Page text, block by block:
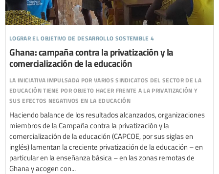
lograr el objetivo de desarrollo sostenible 4
Ghana: campaña contra la privatización y la
comercialización de la educación
la iniciativa impulsada por varios sindicatos del sector de la
educación tiene por objeto hacer frente a la privatización y
sus efectos negativos en la educación
Haciendo balance de los resultados alcanzados, organizaciones
miembros de la Campaña contra la privatización y la
comercialización de la educación (CAPCOE, por sus siglas en
inglés) lamentan la creciente privatización de la educación – en
particular en la enseñanza básica – en las zonas remotas de
Ghana y acogen con...